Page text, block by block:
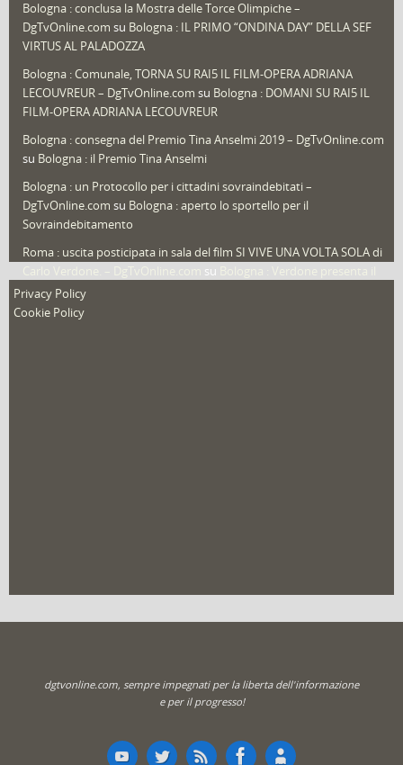
Redazioni(1.050)
Speciali (22)
Sport
That's Bologna Magazine(25)
Video (archivio) (263)
Bologna : conclusa la Mostra delle Torce Olimpiche –
DgTvOnline.com su Bologna : IL PRIMO “ONDINA DAY” DELLA SEF
VIRTUS AL PALADOZZA
Bologna : Comunale, TORNA SU RAI5 IL FILM-OPERA ADRIANA
LECOUVREUR – DgTvOnline.com su Bologna : DOMANI SU RAI5 IL
FILM-OPERA ADRIANA LECOUVREUR
Bologna : consegna del Premio Tina Anselmi 2019 – DgTvOnline.com
su Bologna : il Premio Tina Anselmi
Bologna : un Protocollo per i cittadini sovraindebitati –
DgTvOnline.com su Bologna : aperto lo sportello per il
Sovraindebitamento
Roma : uscita posticipata in sala del film SI VIVE UNA VOLTA SOLA di
su
nuovo film
Privacy Policy
Cookie Policy
dgtvonline.com, sempre impegnati per la liberta dell'informazione
e per il progresso!